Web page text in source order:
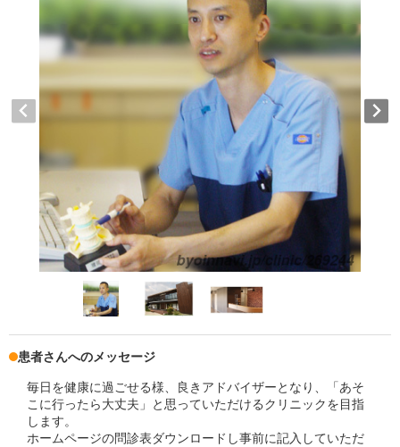
患者さんへのメッセージ
毎日を健康に過ごせる様、良きアドバイザーとなり、「あそ
こに行ったら大丈夫」と思っていただけるクリニックを目指
します。
ホームページの問診表ダウンロードし事前に記入していただ